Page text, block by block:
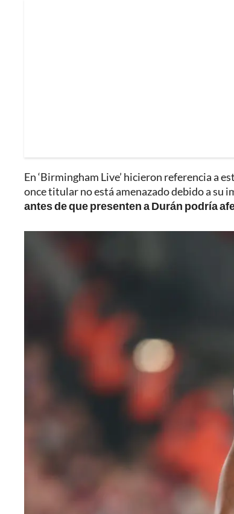
En ‘Birmingham Live’ hicieron referencia a
once titular no está amenazado debido a su
antes de que presenten a Durán podría